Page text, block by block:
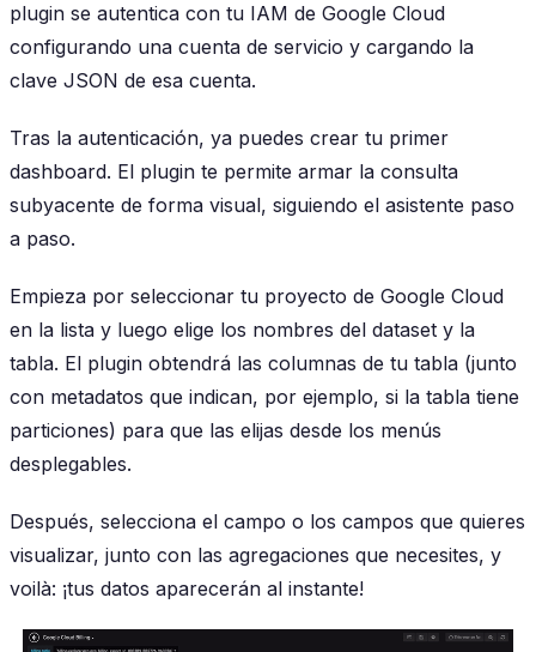
plugin se autentica con tu IAM de Google Cloud
configurando una cuenta de servicio y cargando la
clave JSON de esa cuenta.
Tras la autenticación, ya puedes crear tu primer
dashboard. El plugin te permite armar la consulta
subyacente de forma visual, siguiendo el asistente paso
a paso.
Empieza por seleccionar tu proyecto de Google Cloud
en la lista y luego elige los nombres del dataset y la
tabla. El plugin obtendrá las columnas de tu tabla (junto
con metadatos que indican, por ejemplo, si la tabla tiene
particiones) para que las elijas desde los menús
desplegables.
Después, selecciona el campo o los campos que quieres
visualizar, junto con las agregaciones que necesites, y
voilà: ¡tus datos aparecerán al instante!